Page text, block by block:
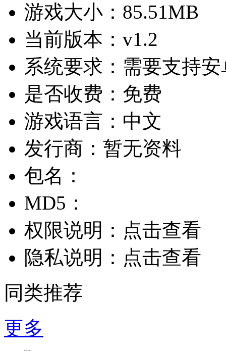
游戏大小： 85.51MB
当前版本： v1.2
系统要求： 需要支持
是否收费： 免费
游戏语言： 中文
发行商： 暂无资料
包名：
MD5：
权限说明： 点击查看
隐私说明： 点击查看
同类推荐
更多